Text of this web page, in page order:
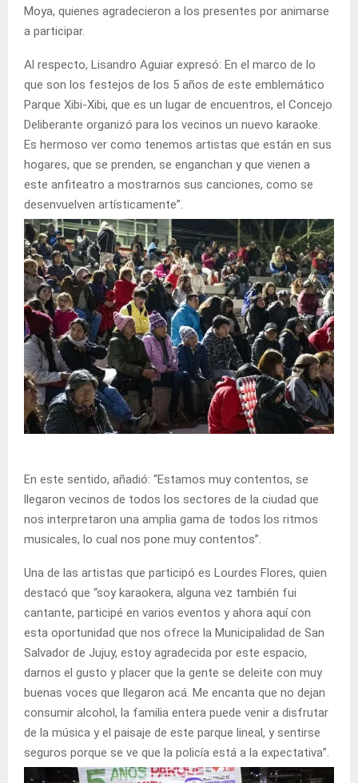
Moya, quienes agradecieron a los presentes por animarse
a participar.
Al respecto, Lisandro Aguiar expresó: En el marco de lo
que son los festejos de los 5 años de este emblemático
Parque Xibi-Xibi, que es un lugar de encuentros, el Concejo
Deliberante organizó para los vecinos un nuevo karaoke.
Es hermoso ver como tenemos artistas que están en sus
hogares, que se prenden, se enganchan y que vienen a
este anfiteatro a mostrarnos sus canciones, como se
desenvuelven artísticamente”.
En este sentido, añadió: “Estamos muy contentos, se
llegaron vecinos de todos los sectores de la ciudad que
nos interpretaron una amplia gama de todos los ritmos
musicales, lo cual nos pone muy contentos”.
Una de las artistas que participó es Lourdes Flores, quien
destacó que “soy karaokera, alguna vez también fui
cantante, participé en varios eventos y ahora aquí con
esta oportunidad que nos ofrece la Municipalidad de San
Salvador de Jujuy, estoy agradecida por este espacio,
darnos el gusto y placer que la gente se deleite con muy
buenas voces que llegaron acá. Me encanta que no dejan
consumir alcohol, la familia entera puede venir a disfrutar
de la música y el paisaje de este parque lineal, y sentirse
seguros porque se ve que la policía está a la expectativa”.